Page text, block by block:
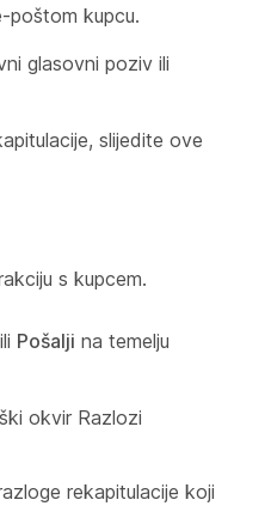
poštom kupcu.
glasovni poziv ili
slijedite ove
s kupcem.
ili Pošalji na temelju
okvir Razlozi
rekapitulacije koji